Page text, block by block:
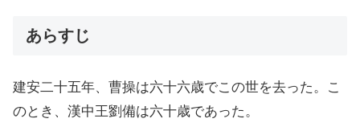
あらすじ
建安二十五年、曹操は六十六歳でこの世を去った。こ
のとき、漢中王劉備は六十歳であった。